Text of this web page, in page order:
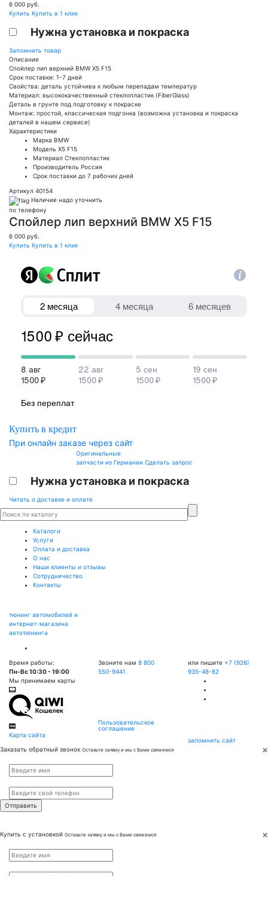
6 000 руб.
Купить Купить в 1 клик
Нужна установка и покраска
Запомнить товар
Описание
Спойлер лип верхний BMW X5 F15
Срок поставки: 1-7 дней
Свойства: деталь устойчива к любым перепадам температур
Материал: высококачественный стеклопластик (FiberGlass)
Деталь в грунте под подготовку к покраске
Монтаж: простой, классическая подгонка (возможна установка и покраска
деталей в нашем сервисе)
Характеристики
Марка BMW
Модель X5 F15
Материал Стеклопластик
Производитель Россия
Срок поставки до 7 рабочих дней
Артикул 40154
Наличие надо уточнить
по телефону
Спойлер лип верхний BMW X5 F15
6 000 руб.
Купить Купить в 1 клик
Купить в кредит
При онлайн заказе через сайт
Оригинальные
запчасти из Германии Сделать запрос
Нужна установка и покраска
Читать о доставке и оплате
Каталоги
Услуги
Оплата и доставка
О нас
Наши клиенты и отзывы
Сотрудничество
Контакты
тюнинг автомобилей и
интернет-магазина
автотюнинга
Время работы:
Пн-Вс 10:30 - 19:00
Мы принимаем карты
Карта сайта
Звоните нам 8 800
550-9441
Пользовательское
соглашение
или пишите +7 (926)
935-48-82
запомнить сайт
×
Заказать обратный звонок Оставьте заявку и мы с Вами свяжемся
×
Купить с установкой Оставьте заявку и мы с Вами свяжемся